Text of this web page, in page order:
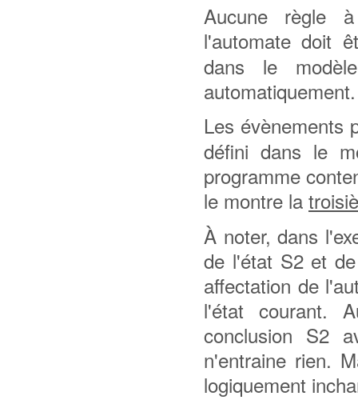
Aucune règle
l'automate doit
dans le
automatiquement.
Les évènements
défini dans le
programme
le montre la
À noter, dans
de l'état S2 et
affectation de
l'état courant.
conclusion S2
n'entraine rien.
logiquement